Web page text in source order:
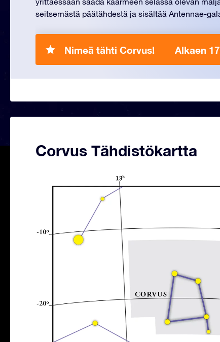
seitsemästä päätähdestä ja sisältää Antennae-
Nimeä tähti Corvus! Alkaen
Corvus Tähdistökartta